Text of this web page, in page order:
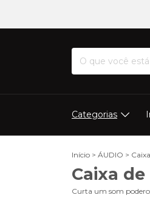
Categorias
Início > ÁUDIO >
Caixa
Curta um som